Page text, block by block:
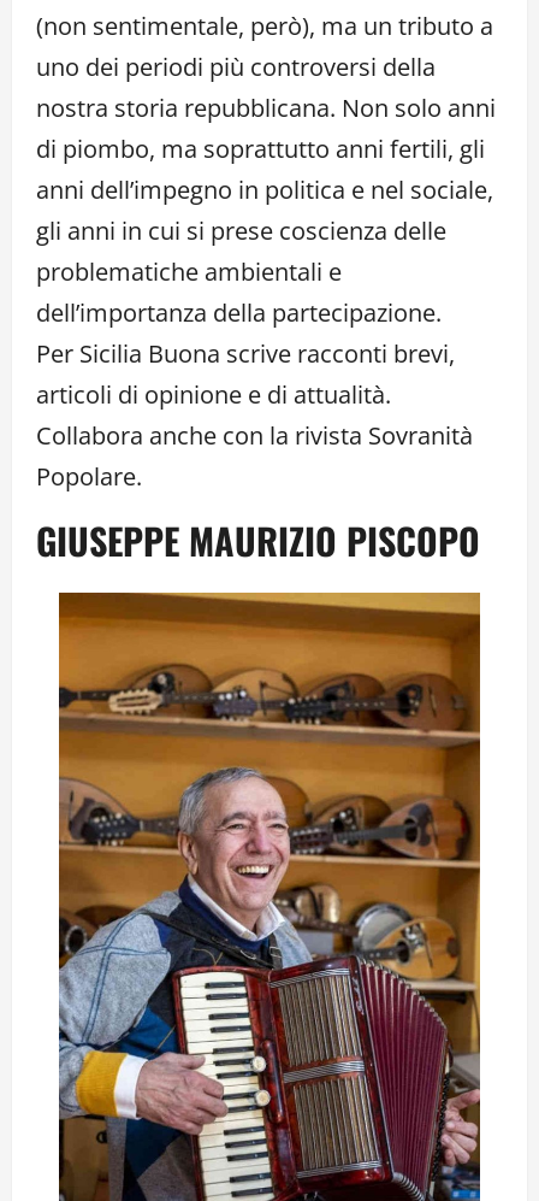
(non sentimentale, però), ma un tributo a
uno dei periodi più controversi della
nostra storia repubblicana. Non solo anni
di piombo, ma soprattutto anni fertili, gli
anni dell’impegno in politica e nel sociale,
gli anni in cui si prese coscienza delle
problematiche ambientali e
dell’importanza della partecipazione.
Per Sicilia Buona scrive racconti brevi,
articoli di opinione e di attualità.
Collabora anche con la rivista Sovranità
Popolare.
GIUSEPPE MAURIZIO PISCOPO